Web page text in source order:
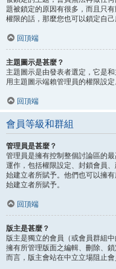
題被鎖定的原因有很多，而且只
權限的話，那麼您也可以鎖定自己
回頂端
主題圖示是甚麼？
主題圖示是由發表者選定，它是
用主題圖示端賴管理員的權限設定
回頂端
會員等級和群組
管理員是甚麼？
管理員是擁有控制整個討論區的
運作，包括權限設定、封鎖會員
始建立者所賦予。他們也可以擁
始建立者所賦予。
回頂端
版主是甚麼？
版主是獨立的會員（或會員群組
擁有所管理版面之編輯、刪除、
而言，版主會站在中立立場阻止